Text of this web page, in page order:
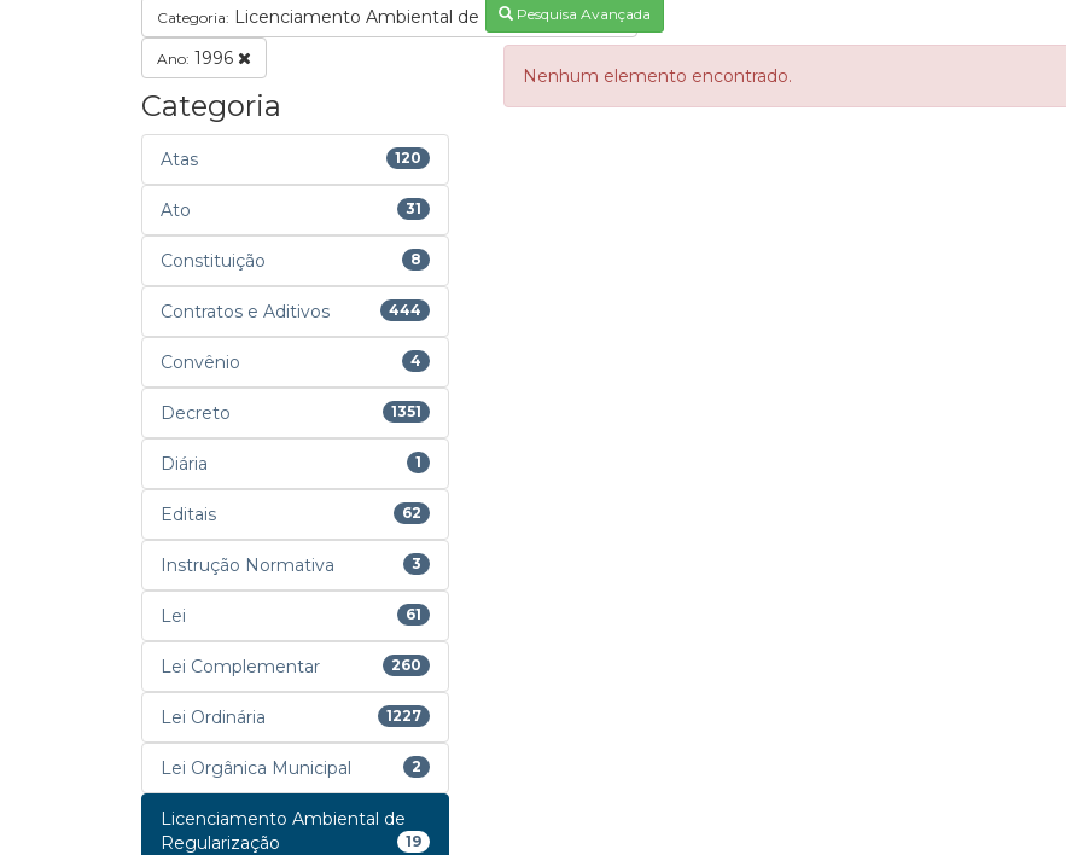
Categoria: Licenciamento Ambiental de Regularização
Ano: 1996
Categoria
Atas 120
Ato 31
Constituição 8
Contratos e Aditivos 444
Convênio 4
Decreto 1351
Diária 1
Editais 62
Instrução Normativa 3
Lei 61
Lei Complementar 260
Lei Ordinária 1227
Lei Orgânica Municipal 2
Licenciamento Ambiental de
Regularização
19
Pesquisa Avançada
Nenhum elemento encontrado.